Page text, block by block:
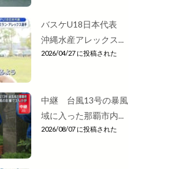
バスケU18日本代表
沖縄水産アレックス...
2026/04/27 に投稿された
中継 台風13号の暴風
域に入った那覇市内...
2026/08/07 に投稿された